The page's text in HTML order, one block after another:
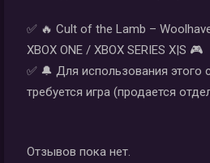
✅ 🔥 Cult of the Lamb –
XBOX ONE / XBOX SERIES X|S 🎮
✅ 🔔 Для использования этого
требуется игра (продается
Отзывов пока нет.